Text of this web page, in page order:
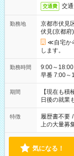
交通費 交
勤務地
京都市伏見
伏見(京都府
≪自宅か
します。
勤務時間
9:00～18:00（休憩60分） ■
早番 7:00～16:00
い」 「余裕
たくない」 な
の方へ 今ご
の勤務時間
期間
【現在も
日後の就業
特徴 履歴書不要 /
上の大量募
気になる！